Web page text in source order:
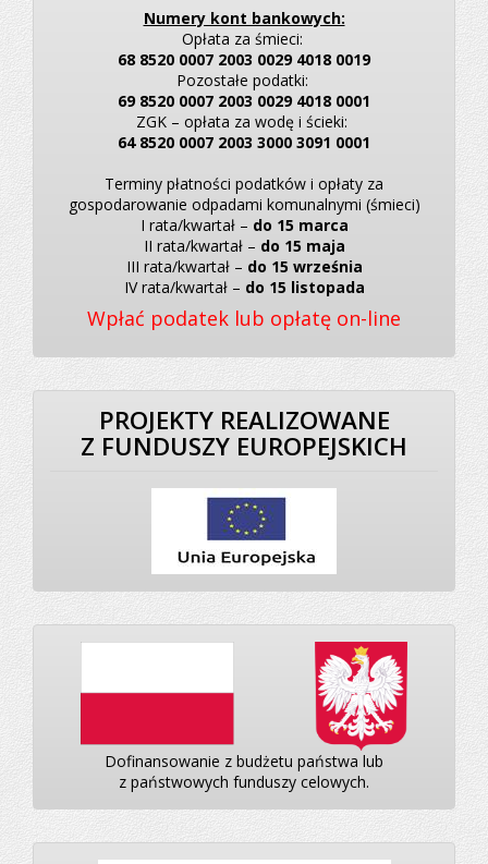
Numery kont bankowych:
Opłata za śmieci:
68 8520 0007 2003 0029 4018 0019
Pozostałe podatki:
69 8520 0007 2003 0029 4018 0001
ZGK – opłata za wodę i ścieki:
64 8520 0007 2003 3000 3091 0001
Terminy płatności podatków i opłaty za
gospodarowanie odpadami komunalnymi (śmieci)
I rata/kwartał – do 15 marca
II rata/kwartał – do 15 maja
III rata/kwartał – do 15 września
IV rata/kwartał – do 15 listopada
Wpłać podatek lub opłatę on-line
PROJEKTY REALIZOWANE
Z FUNDUSZY EUROPEJSKICH
Dofinansowanie z budżetu państwa lub
z państwowych funduszy celowych.